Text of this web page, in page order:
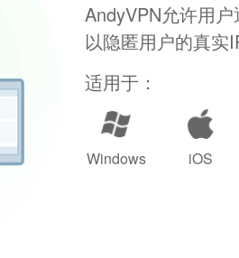
AndyVPN允许用
以隐匿用户的真实
适用于：
Windows iOS